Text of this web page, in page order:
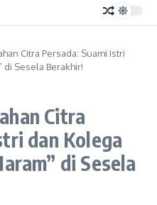
Citra Persada: Suami Istri
di Sesela Berakhir!
Citra
dan Kolega
di Sesela